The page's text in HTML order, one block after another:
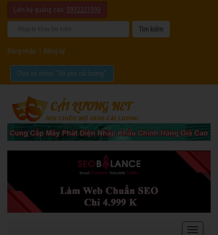
Liên hệ quảng cáo: 0932221090
Đăng nhập Đăng ký
Chia sẻ video "Tôi yêu cải lương".